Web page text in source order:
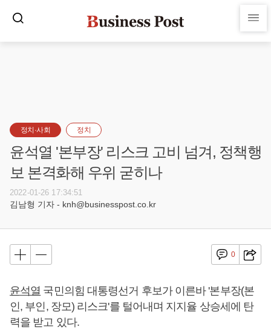
정치·사회 정치
윤석열 '본부장' 리스크 고비 넘겨, 정책행
보 본격화해 우위 굳히나
2022-01-26 17:34:51
김남형 기자 - knh@businesspost.co.kr
0
윤석열 국민의힘 대통령선거 후보가 이른바 '본부장(본
인, 부인, 장모) 리스크'를 털어내며 지지율 상승세에 탄
력을 받고 있다.